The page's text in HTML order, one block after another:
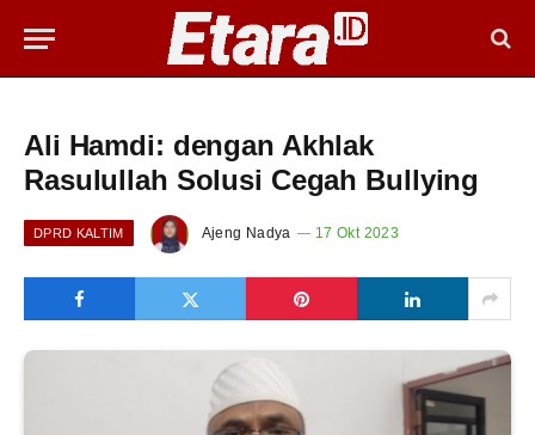
Ali Hamdi: dengan Akhlak
Rasulullah Solusi Cegah Bullying
DPRD KALTIM Ajeng Nadya 17 Okt 2023